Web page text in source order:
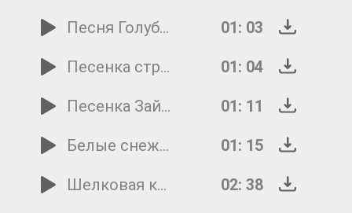
Песня Голубого Щенка
01: 03
Песенка страусенка Роки
01: 04
Песенка Зайца
01: 11
Белые снежинки
01: 15
Шелковая кисточка
02: 38